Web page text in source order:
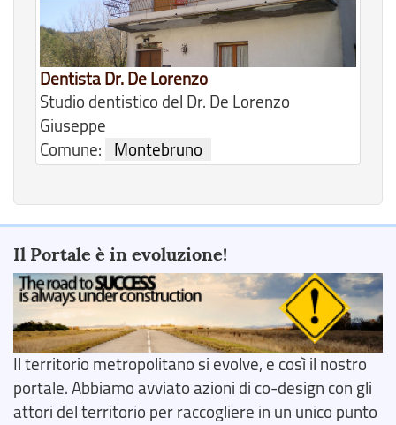
Dentista Dr. De Lorenzo
Studio dentistico del Dr. De Lorenzo
Giuseppe
Comune:
Montebruno
Il Portale è in evoluzione!
Il territorio metropolitano si evolve, e così il nostro
portale. Abbiamo avviato azioni di co-design con gli
attori del territorio per raccogliere in un unico punto